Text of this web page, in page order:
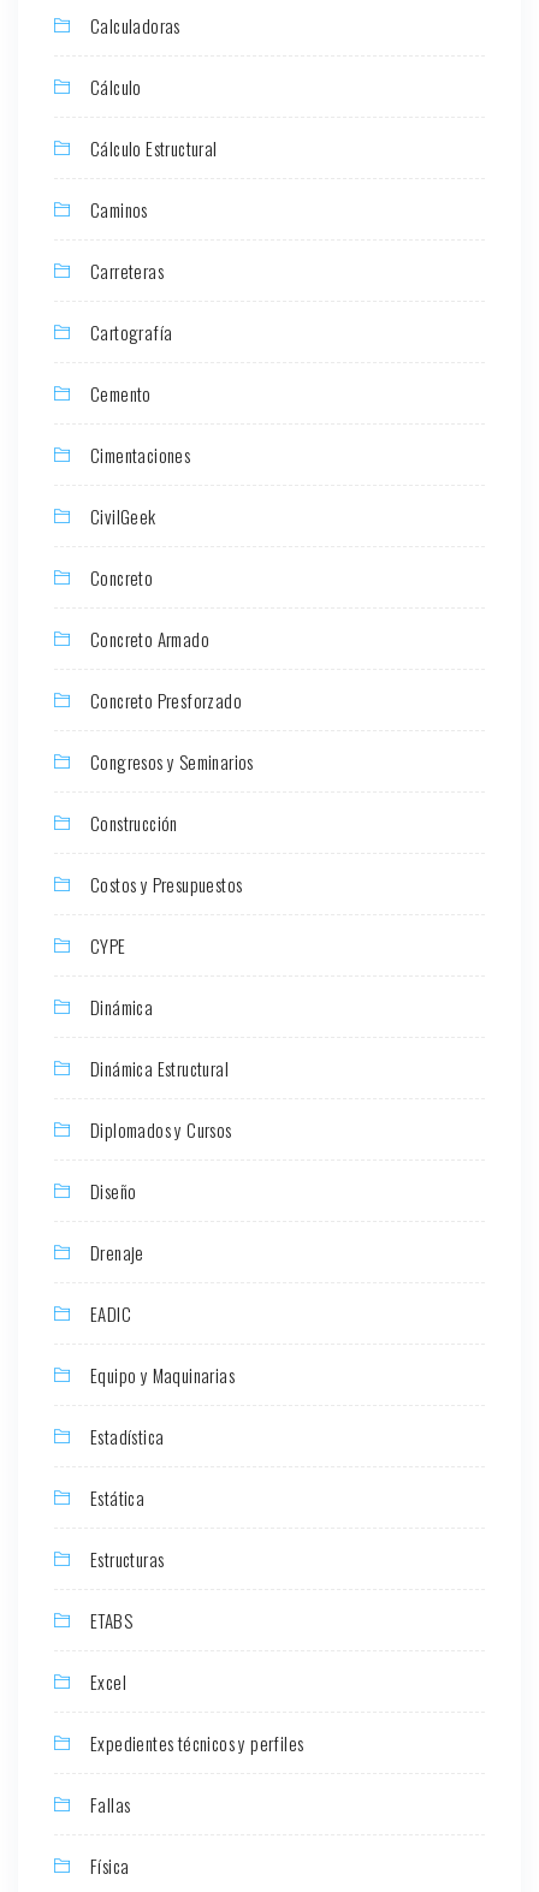
Calculadoras
Cálculo
Cálculo Estructural
Caminos
Carreteras
Cartografía
Cemento
Cimentaciones
CivilGeek
Concreto
Concreto Armado
Concreto Presforzado
Congresos y Seminarios
Construcción
Costos y Presupuestos
CYPE
Dinámica
Dinámica Estructural
Diplomados y Cursos
Diseño
Drenaje
EADIC
Equipo y Maquinarias
Estadística
Estática
Estructuras
ETABS
Excel
Expedientes técnicos y perfiles
Fallas
Física